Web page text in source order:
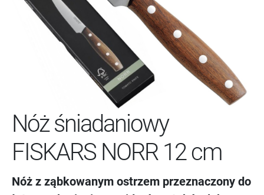
Nóż śniadaniowy
FISKARS NORR 12 cm
Nóż z ząbkowanym ostrzem przeznaczony do